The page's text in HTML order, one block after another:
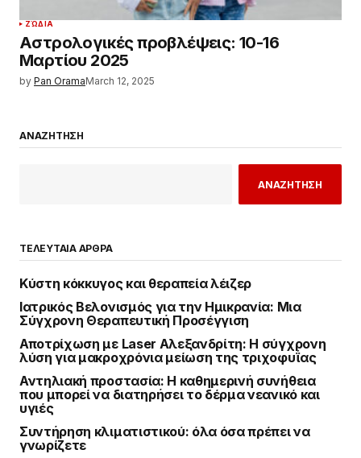
ΖΏΔΙΑ
Αστρολογικές προβλέψεις: 10-16
Μαρτίου 2025
by Pan OramaMarch 12, 2025
ΑΝΑΖΗΤΗΣΗ
ΑΝΑΖΗΤΗΣΗ
ΤΕΛΕΥΤΑΙΑ ΑΡΘΡΑ
Κύστη κόκκυγος και θεραπεία λέιζερ
Ιατρικός Βελονισμός για την Ημικρανία: Μια
Σύγχρονη Θεραπευτική Προσέγγιση
Αποτρίχωση με Laser Αλεξανδρίτη: Η σύγχρονη
λύση για μακροχρόνια μείωση της τριχοφυΐας
Αντηλιακή προστασία: Η καθημερινή συνήθεια
που μπορεί να διατηρήσει το δέρμα νεανικό και
υγιές
Συντήρηση κλιματιστικού: όλα όσα πρέπει να
γνωρίζετε